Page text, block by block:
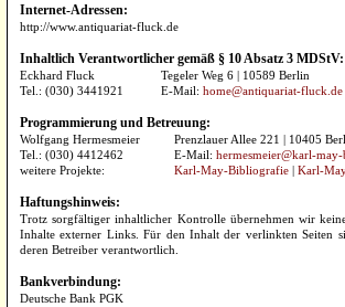
Internet-Adressen:
http://www.antiquariat-fluck.de
Inhaltlich Verantwortlicher gemäß § 10 Absatz 3 MDStV:
Eckhard Fluck
Tel.: (030) 3441921
Tegeler Weg 6 | 10589 Berlin
E-Mail: home@antiquariat-fluck.de
Programmierung und Betreuung:
Wolfgang Hermesmeier
Tel.: (030) 4412462
weitere Projekte:
Prenzlauer Allee 221 | 10405
E-Mail: hermesmeier@karl-
Karl-May-Bibliografie | Karl-
Haftungshinweis:
Trotz sorgfältiger inhaltlicher Kontrolle übernehmen wir
Inhalte externer Links. Für den Inhalt der verlinkten Seiten
deren Betreiber verantwortlich.
Bankverbindung:
Deutsche Bank PGK